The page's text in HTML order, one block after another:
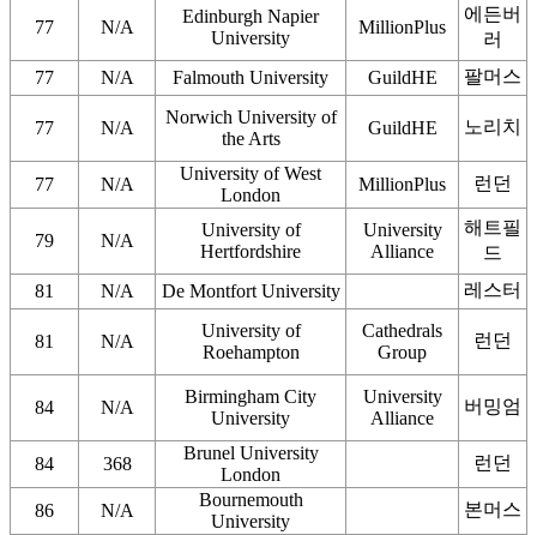
77 N/A
Edinburgh Napier
University
MillionPlus
에든버
러
77
N/A Falmouth University GuildHE 팔머스
77 N/A
Norwich University of
the Arts
GuildHE 노리치
77 N/A
University of West
London
MillionPlus 런던
79 N/A
University of
Hertfordshire
University
Alliance
해트필
드
81
N/A De Montfort University 레스터
81 N/A
University of
Roehampton
Cathedrals
Group
런던
84 N/A
Birmingham City
University
University
Alliance
버밍엄
84 368
Brunel University
London
런던
86 N/A
Bournemouth
University
본머스